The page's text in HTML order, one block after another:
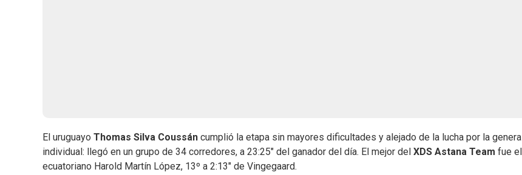
El uruguayo Thomas Silva Coussán cumplió la etapa sin mayores dificultades y alejado de la lucha por la general
individual: llegó en un grupo de 34 corredores, a 23:25" del ganador del día. El mejor del XDS Astana Team fue el
ecuatoriano Harold Martín López, 13º a 2:13" de Vingegaard.